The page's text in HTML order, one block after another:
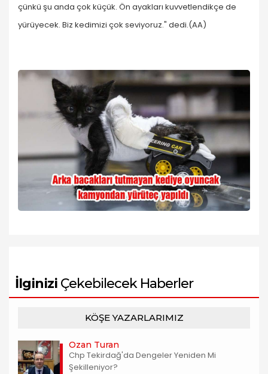
çünkü şu anda çok küçük. Ön ayakları kuvvetlendikçe de
yürüyecek. Biz kedimizi çok seviyoruz." dedi.(AA)
İlginizi Çekebilecek Haberler
KÖŞE YAZARLARIMIZ
Ozan Turan
Chp Tekirdağ'da Dengeler Yeniden Mi
Şekilleniyor?